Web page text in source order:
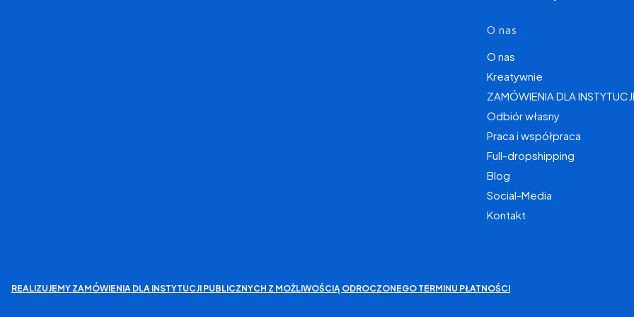
O nas
O nas
Kreatywnie
ZAMÓWIENIA DLA INSTYTUCJI
Odbiór własny
Praca i współpraca
Full-dropshipping
Blog
Social-Media
Kontakt
REALIZUJEMY ZAMÓWIENIA DLA INSTYTUCJI PUBLICZNYCH Z MOŻLIWOŚCIĄ ODROCZONEGO TERMINU PŁATNOŚCI